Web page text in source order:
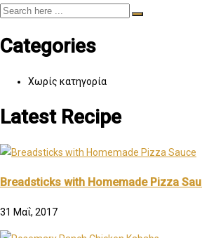
Categories
Χωρίς κατηγορία
Latest Recipe
Breadsticks with Homemade Pizza
31 Μαΐ, 2017